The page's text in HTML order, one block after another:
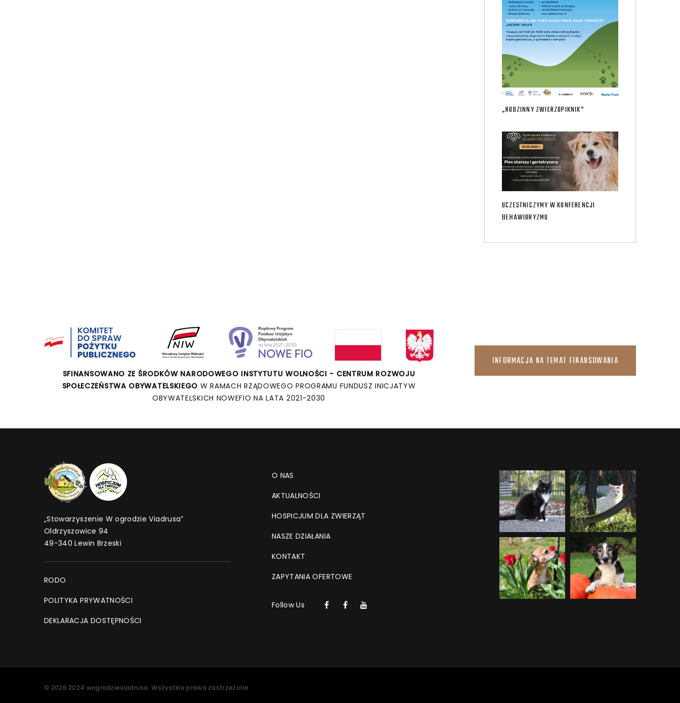
„RODZINNY ZWIERZOPIKNIK”
UCZESTNICZYMY W KONFERENCJI
BEHAWIORYZMU
SFINANSOWANO ZE ŚRODKÓW NARODOWEGO INSTYTUTU WOLNOŚCI - CENTRUM ROZWOJU
SPOŁECZEŃSTWA OBYWATELSKIEGO W RAMACH RZĄDOWEGO PROGRAMU FUNDUSZ INICJATYW
OBYWATELSKICH NOWEFIO NA LATA 2021-2030
INFORMACJA NA TEMAT FINANSOWANIA
„Stowarzyszenie W ogrodzie Viadrusa”
Oldrzyszowice 94
49-340 Lewin Brzeski
RODO
POLITYKA PRYWATNOŚCI
DEKLARACJA DOSTĘPNOŚCI
O NAS
AKTUALNOŚCI
HOSPICJUM DLA ZWIERZĄT
NASZE DZIAŁANIA
KONTAKT
ZAPYTANIA OFERTOWE
Follow Us
© 2026 2024 wogrodzieviadrusa. Wszystkie prawa zastrzeżone.